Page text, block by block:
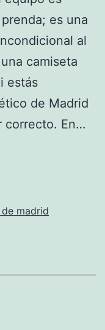
es una
al
camiseta
estás
de Madrid
correcto. En…
madrid